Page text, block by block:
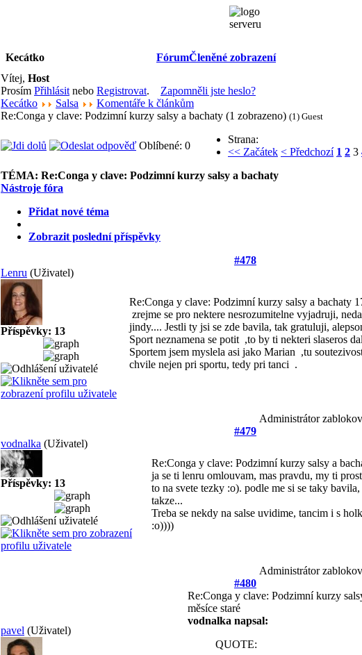
Kecátko FórumČleněné zobrazení
Vítej, Host
Prosím Přihlásit nebo Registrovat. Zapomněli jste heslo?
Kecátko
Salsa
Komentáře k článkům
Re:Conga y clave: Podzimní kurzy salsy a bachaty (1 zobrazeno) (1) Guest
Oblíbené: 0
Strana:
<< Začátek < Předchozí 1 2 3
TÉMA: Re:Conga y clave: Podzimní kurzy salsy a bachaty
Nástroje fóra
Přidat nové téma
Zobrazit poslední příspěvky
#478
Lenru (Uživatel)
Příspěvky: 13
Re:Conga y clave: Podzimní kurzy salsy a bachaty
zrejme se pro nektere nesrozumitelne vyjadruji,
jindy.... Jestli ty jsi se zde bavila, tak gratuluji,
Sport neznamena se potit ,to by ti nekteri slaseros
Sportem jsem myslela asi jako Marian ,tu
chvile nejen pri sportu, tedy pri tanci .
Administrátor
#479
vodnalka (Uživatel)
Příspěvky: 13
Re:Conga y clave: Podzimní kurzy salsy a
ja se ti lenru omlouvam, mas pravdu, my ti
to na svete tezky :o). podle me si se taky
takze...
Treba se nekdy na salse uvidime, tancim i s
:o))))
Administrátor
#480
pavel (Uživatel)
Re:Conga y clave: Podzimní kurzy
měsíce staré
vodnalka napsal:
QUOTE: